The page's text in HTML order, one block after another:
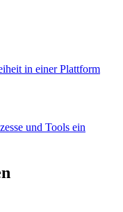
in einer Plattform
und Tools ein